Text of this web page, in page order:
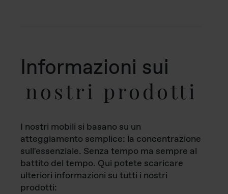
Informazioni sui
nostri prodotti
I nostri mobili si basano su un
atteggiamento semplice: la concentrazione
sull'essenziale. Senza tempo ma sempre al
battito del tempo. Qui potete scaricare
ulteriori informazioni su tutti i nostri
prodotti: